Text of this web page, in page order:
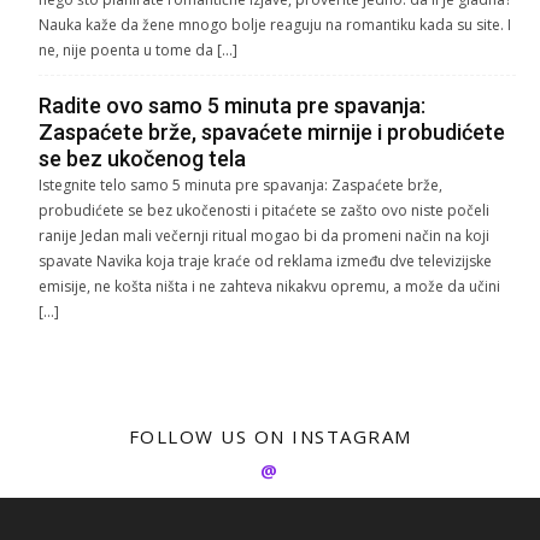
Nauka kaže da žene mnogo bolje reaguju na romantiku kada su site. I
ne, nije poenta u tome da […]
Radite ovo samo 5 minuta pre spavanja:
Zaspaćete brže, spavaćete mirnije i probudićete
se bez ukočenog tela
Istegnite telo samo 5 minuta pre spavanja: Zaspaćete brže,
probudićete se bez ukočenosti i pitaćete se zašto ovo niste počeli
ranije Jedan mali večernji ritual mogao bi da promeni način na koji
spavate Navika koja traje kraće od reklama između dve televizijske
emisije, ne košta ništa i ne zahteva nikakvu opremu, a može da učini
[…]
FOLLOW US ON INSTAGRAM
@